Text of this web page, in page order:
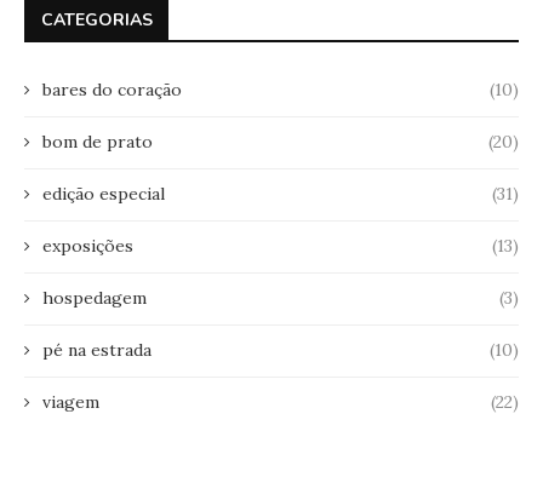
CATEGORIAS
bares do coração (10)
bom de prato (20)
edição especial (31)
exposições (13)
hospedagem (3)
pé na estrada (10)
viagem (22)